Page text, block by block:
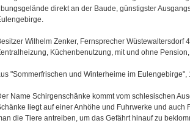
direkt an der Baude, günstigster
Wilhelm Zenker, Fernsprecher Wüstewaltersdorf
Küchenbenutzung, mit und ohne
"Sommerfrischen und Winterheime im Eulengebirge",
Name Schirgenschänke kommt vom schlesischen
liegt auf einer Anhöhe und Fuhrwerke und
die Tiere antreiben, um das Gefährt hinauf zu